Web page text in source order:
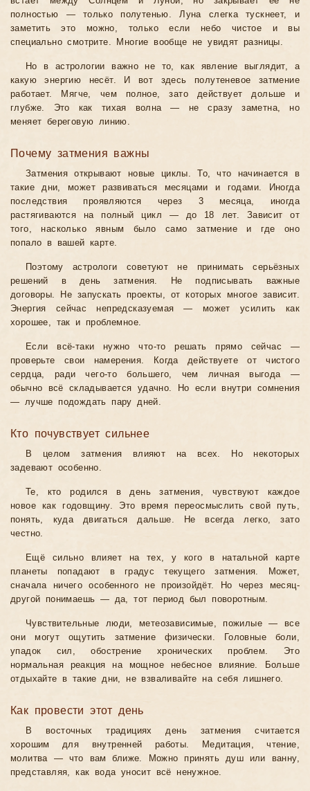
полностью — только полутенью. Луна слегка тускнеет, и
заметить это можно, только если небо чистое и вы
специально смотрите. Многие вообще не увидят разницы.
Но в астрологии важно не то, как явление выглядит, а
какую энергию несёт. И вот здесь полутеневое затмение
работает. Мягче, чем полное, зато действует дольше и
глубже. Это как тихая волна — не сразу заметна, но
меняет береговую линию.
Почему затмения важны
Затмения открывают новые циклы. То, что начинается в
такие дни, может развиваться месяцами и годами. Иногда
последствия проявляются через 3 месяца, иногда
растягиваются на полный цикл — до 18 лет. Зависит от
того, насколько явным было само затмение и где оно
попало в вашей карте.
Поэтому астрологи советуют не принимать серьёзных
решений в день затмения. Не подписывать важные
договоры. Не запускать проекты, от которых многое зависит.
Энергия сейчас непредсказуемая — может усилить как
хорошее, так и проблемное.
Если всё-таки нужно что-то решать прямо сейчас —
проверьте свои намерения. Когда действуете от чистого
сердца, ради чего-то большего, чем личная выгода —
обычно всё складывается удачно. Но если внутри сомнения
— лучше подождать пару дней.
Кто почувствует сильнее
В целом затмения влияют на всех. Но некоторых
задевают особенно.
Те, кто родился в день затмения, чувствуют каждое
новое как годовщину. Это время переосмыслить свой путь,
понять, куда двигаться дальше. Не всегда легко, зато
честно.
Ещё сильно влияет на тех, у кого в натальной карте
планеты попадают в градус текущего затмения. Может,
сначала ничего особенного не произойдёт. Но через месяц-
другой понимаешь — да, тот период был поворотным.
Чувствительные люди, метеозависимые, пожилые — все
они могут ощутить затмение физически. Головные боли,
упадок сил, обострение хронических проблем. Это
нормальная реакция на мощное небесное влияние. Больше
отдыхайте в такие дни, не взваливайте на себя лишнего.
Как провести этот день
В восточных традициях день затмения считается
хорошим для внутренней работы. Медитация, чтение,
молитва — что вам ближе. Можно принять душ или ванну,
представляя, как вода уносит всё ненужное.